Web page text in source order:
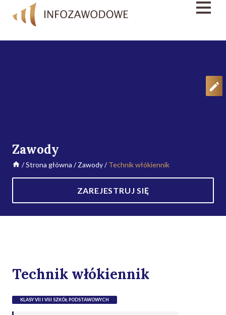
Zawody
/Strona główna /Zawody/Technik włókiennik
ZAREJESTRUJ SIĘ
Technik włókiennik
KLASY VII I VIII SZKÓŁ PODSTAWOWYCH